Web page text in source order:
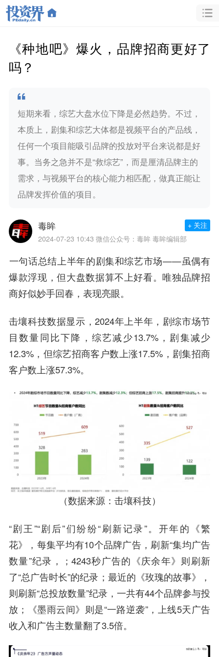
《种地吧》爆火，品牌招商更好了
吗？
短期来看，综艺大盘水位下降是必然趋势。不过，
本质上，剧集和综艺大体都是视频平台的产品线，
任何一个项目能吸引品牌的投放对平台来说都是好
事。当务之急并不是“救综艺”，而是厘清品牌主的
需求，与视频平台的核心能力相匹配，做真正能让
品牌发挥价值的项目。
毒眸
2024-07-23 10:43 微信公众号：毒眸 毒眸编辑部
+ 关注
一句话总结上半年的剧集和综艺市场——虽偶有
爆款浮现，但大盘数据算不上好看。唯独品牌招
商好似妙手回春，表现亮眼。
击壤科技数据显示，2024年上半年，剧综市场节
目数量同比下降，综艺减少13.7%，剧集减少
12.3%，但综艺招商客户数上涨17.5%，剧集招商
客户数上涨57.3%。
（数据来源：击壤科技）
“剧王”“剧后”们纷纷“刷新记录”。开年的《繁
花》，每集平均有10个品牌广告，刷新“集均广告
数量”纪录，；4243秒广告的《庆余年》则刷新
了“总广告时长”的纪录；最近的《玫瑰的故事》，
则刷新“总投放数量”纪录，一共有44个品牌参与投
放；《墨雨云间》则是“一路逆袭”，上线5天广告
收入和广告主数量翻了3.5倍。